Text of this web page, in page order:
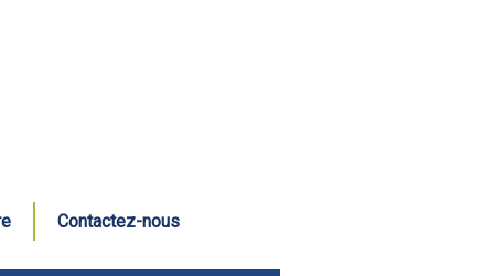
Contactez-nous